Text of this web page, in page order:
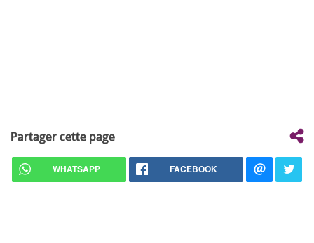
Partager cette page
WHATSAPP FACEBOOK